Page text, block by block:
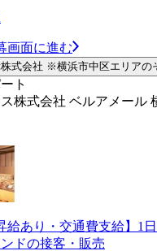
画面に進む
式会社 ※横浜市中区エリアの
ト
株式会社 ベルアメール
給あり・交通費支給】1
ドの接客・販売